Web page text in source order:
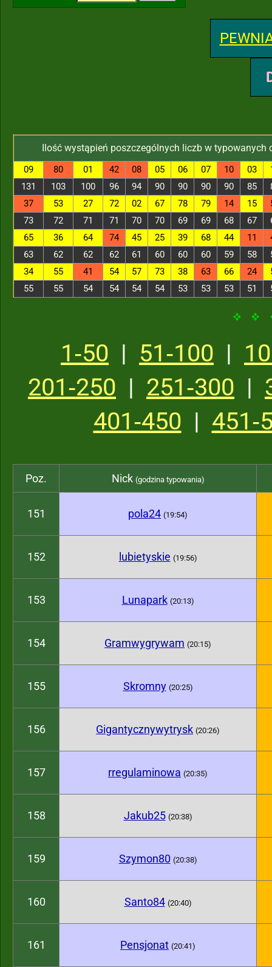
Ilość wystąpień poszczególnych liczb w
09 80 01 42 08 05 06 07 10 03
131
103 100 96 94 90 90 90 90 85
37
53 27 72 02 67 78 79 14 15
73
72 71 71 70 70 69 69 68 67
65
36 64 74 45 25 39 68 44 11
63
62 62 62 61 60 60 60 59 58
34
55 41 54 57 73 38 63 66 24
55
55 54 54 54 54 53 53 53 51
1‑50 | 51‑100 |
201‑250 | 251‑300 |
401‑450 |
Poz. Nick (godzina typowania)
151 pola24 (19:54)
152 lubietyskie (19:56)
153 Lunapark (20:13)
154 Gramwygrywam (20:15)
155 Skromny (20:25)
156 Gigantycznywytrysk (20:26)
157 rregulaminowa (20:35)
158 Jakub25 (20:38)
159 Szymon80 (20:38)
160 Santo84 (20:40)
161 Pensjonat (20:41)